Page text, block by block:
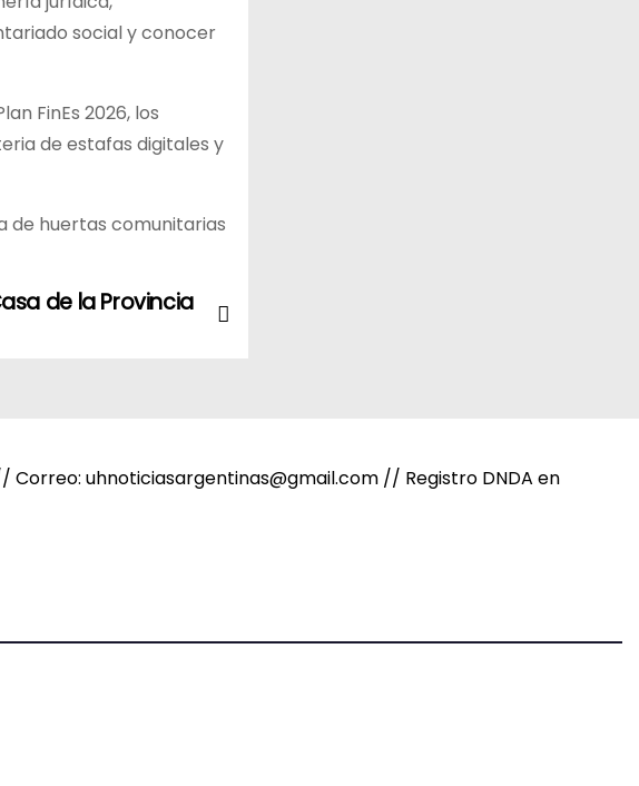
social y conocer
FinEs 2026, los
de estafas digitales y
de huertas comunitarias
de la Provincia
Correo: uhnoticiasargentinas@gmail.com // Registro DNDA en